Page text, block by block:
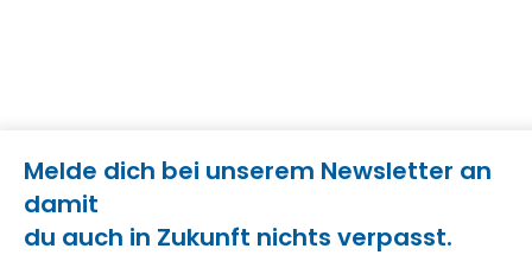
Melde dich bei unserem Newsletter an
damit
du auch in Zukunft nichts verpasst.